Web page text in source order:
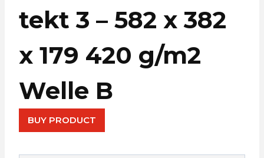
tekt 3 – 582 x 382
x 179 420 g/m2
Welle B
BUY PRODUCT